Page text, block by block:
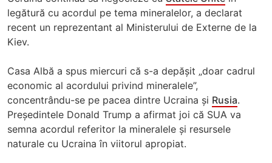
legătură cu acordul pe tema mineralelor, a declarat
recent un reprezentant al Ministerului de Externe de la
Kiev.
Casa Albă a spus miercuri că s-a depășit „doar cadrul
economic al acordului privind mineralele”,
concentrându-se pe pacea dintre Ucraina și Rusia.
Președintele Donald Trump a afirmat joi că SUA va
semna acordul referitor la mineralele și resursele
naturale cu Ucraina în viitorul apropiat.